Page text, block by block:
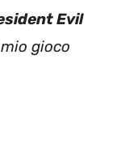
Evil
gioco